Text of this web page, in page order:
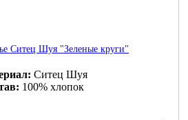
Ситец Шуя "Зеленые круги"
Ситец Шуя
100% хлопок